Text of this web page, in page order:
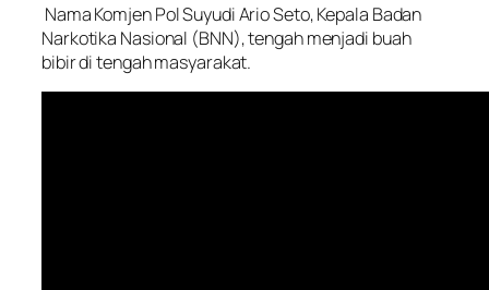
Nama Komjen Pol Suyudi Ario Seto, Kepala Badan
Narkotika Nasional (BNN), tengah menjadi buah
bibir di tengah masyarakat.